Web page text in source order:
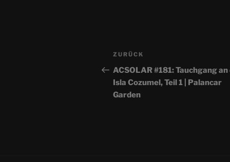
Beitragsnavigation
Vorheriger
Beitrag
ZURÜCK
ACSOLAR #181: Tauchgang
Isla Cozumel, Teil 1 | Palancar
Garden